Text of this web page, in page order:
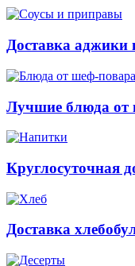
Доставка аджики
Лучшие блюда от
Круглосуточная
Доставка